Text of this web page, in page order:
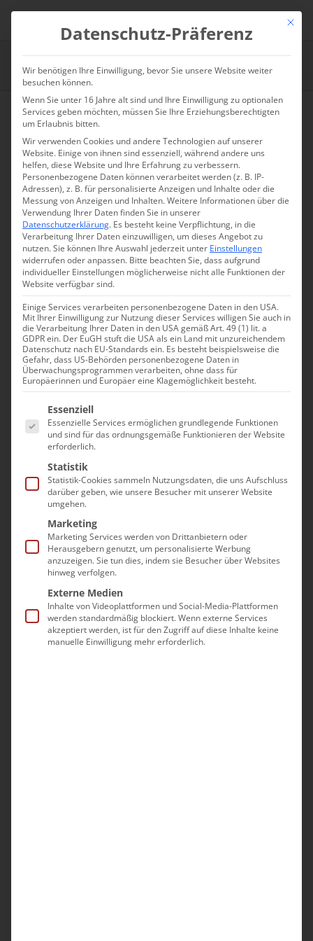
Toggle
Navigation
Startseite
Leistungen
Über Stay
Wissen
Kontakt
Stay. anrufen 0160 905 532 98
Zurück Vor
5 Gründe warum Makler mit
Fotografen arbeiten sollten
Hausverwalter sehr oft, warum sie mit einer teuren
Kamera genauso schlechte Fotos machen wie vorher mit
ihrem Handy. Die Antwort ist ganz einfach: Nur weil ich
keine Formel 1 Rennen fahren.
5 Reasons Realtors Need Professional Photographers
Alle unsere Kunden haben diese fünf
Gründe erkannt:
Datenschutz-Präferenz
Wir benötigen Ihre Einwilligung, bevor Sie unsere Website weiter
besuchen können.
Wenn Sie unter 16 Jahre alt sind und Ihre Einwilligung zu optionalen
Services geben möchten, müssen Sie Ihre Erziehungsberechtigten
um Erlaubnis bitten.
Wir verwenden Cookies und andere Technologien auf unserer
Website. Einige von ihnen sind essenziell, während andere uns
helfen, diese Website und Ihre Erfahrung zu verbessern.
Personenbezogene Daten können verarbeitet werden (z. B. IP-
Adressen), z. B. für personalisierte Anzeigen und Inhalte oder die
Messung von Anzeigen und Inhalten.Weitere Informationen über die
Verwendung Ihrer Daten finden Sie in unserer
Datenschutzerklärung. Es besteht keine Verpflichtung, in die
Verarbeitung Ihrer Daten einzuwilligen, um dieses Angebot zu
nutzen.Sie können Ihre Auswahl jederzeit unter Einstellungen
widerrufen oder anpassen. Bitte beachten Sie, dass aufgrund
individueller Einstellungen möglicherweise nicht alle Funktionen der
Website verfügbar sind.
Einige Services verarbeiten personenbezogene Daten in den USA.
Mit Ihrer Einwilligung zur Nutzung dieser Services willigen Sie auch in
die Verarbeitung Ihrer Daten in den USA gemäß Art. 49 (1) lit. a
GDPR ein. Der EuGH stuft die USA als ein Land mit unzureichendem
Datenschutz nach EU-Standards ein. Es besteht beispielsweise die
Gefahr, dass US-Behörden personenbezogene Daten in
Überwachungsprogrammen verarbeiten, ohne dass für
Europäerinnen und Europäer eine Klagemöglichkeit besteht.
Es folgt eine Liste der Service-Gruppen, für die eine
Essenziell
Essenzielle Services ermöglichen grundlegende Funktionen
und sind für das ordnungsgemäße Funktionieren der Website
erforderlich.
Statistik
Statistik-Cookies sammeln Nutzungsdaten, die uns Aufschluss
darüber geben, wie unsere Besucher mit unserer Website
umgehen.
Marketing
Marketing Services werden von Drittanbietern oder
Herausgebern genutzt, um personalisierte Werbung
anzuzeigen. Sie tun dies, indem sie Besucher über Websites
hinweg verfolgen.
Externe Medien
Inhalte von Videoplattformen und Social-Media-Plattformen
werden standardmäßig blockiert. Wenn externe Services
akzeptiert werden, ist für den Zugriff auf diese Inhalte keine
manuelle Einwilligung mehr erforderlich.